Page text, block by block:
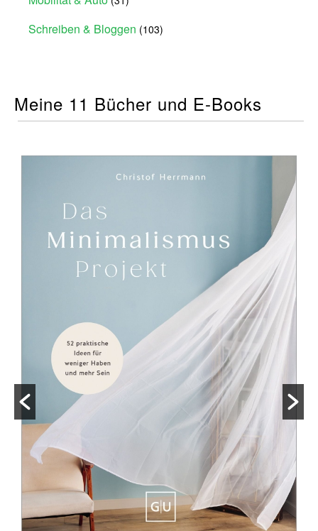
Schreiben & Bloggen (103)
Meine 11 Bücher und E-Books